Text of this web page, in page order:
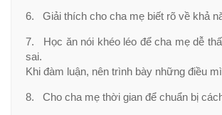
6. Giải thích cho cha mẹ biết rõ về khả
7. Học ăn nói khéo léo để cha mẹ dễ
sai.
Khi đàm luận, nên trình bày những điều
8. Cho cha mẹ thời gian để chuẩn bị